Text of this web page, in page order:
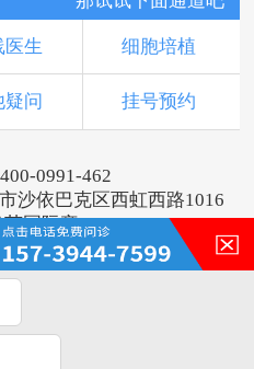
医生 细胞培植
疑问 挂号预约
0991-462
沙依巴克区西虹西路1016
国际旁」
新军都皮肤病医院
号-2
不能作为诊断及医疗依
请遵医嘱。如有转载或引
，请与我们联系。